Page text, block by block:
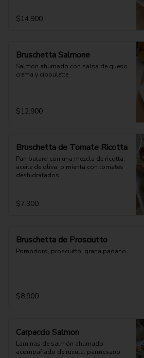
$14.900
Bruschetta Salmone
Salmón ahumado con salsa de queso
crema y ciboulette
$12.900
Bruschetta de Tomate Ricotta
Pan batard con una mezcla de ricotta,
aceite de oliva, pimienta con tomates
deshidratados
$7.900
Bruschetta de Prosciutto
Pomodoro, prosciutto, grana padano
$8.900
Carpaccio Salmon
Laminas de salmón ahumado
acompañado de rucula, parmesano,